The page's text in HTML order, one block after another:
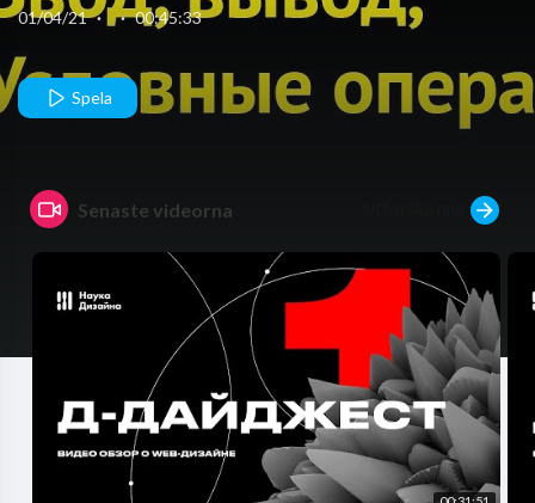
Подготовка к
по
01/04/21 · · 00:45:33
Spela
Senaste videorna